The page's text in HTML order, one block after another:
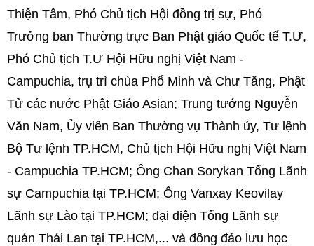
Thiện Tâm, Phó Chủ tịch Hội đồng trị sự, Phó
Trưởng ban Thường trực Ban Phật giáo Quốc tế T.Ư,
Phó Chủ tịch T.Ư Hội Hữu nghị Việt Nam -
Campuchia, trụ trì chùa Phổ Minh và Chư Tăng, Phật
Tử các nước Phật Giáo Asian; Trung tướng Nguyễn
Văn Nam, Ủy viên Ban Thường vụ Thành ủy, Tư lệnh
Bộ Tư lệnh TP.HCM, Chủ tịch Hội Hữu nghị Việt Nam
- Campuchia TP.HCM; Ông Chan Sorykan Tổng Lãnh
sự Campuchia tại TP.HCM; Ông Vanxay Keovilay
Lãnh sự Lào tại TP.HCM; đại diện Tổng Lãnh sự
quán Thái Lan tại TP.HCM,... và đông đảo lưu học